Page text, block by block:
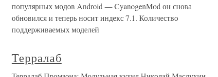
популярных модов Android — CyanogenMod он снова
обновился и теперь носит индекс 7.1. Количество
поддерживаемых моделей
Терралаб